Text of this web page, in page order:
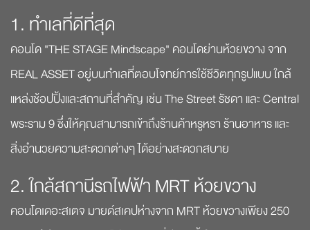
1. ทำเลที่ดีที่สุด
คอนโด "THE STAGE Mindscape" คอนโดย่านห้วยขวาง จาก
REAL ASSET อยู่บนทำเลที่ตอบโจทย์การใช้ชีวิตทุกรูปแบบ ใกล้
แหล่งช้อปปิ้งและสถานที่สำคัญ เช่น The Street รัชดา และ Central
พระราม 9 ซึ่งให้คุณสามารถเข้าถึงร้านค้าหรูหรา ร้านอาหาร และ
สิ่งอำนวยความสะดวกต่างๆ ได้อย่างสะดวกสบาย
2. ใกล้สถานีรถไฟฟ้า MRT ห้วยขวาง
คอนโดเดอะสเตจ มายด์สเคปห่างจาก MRT ห้วยขวางเพียง 250